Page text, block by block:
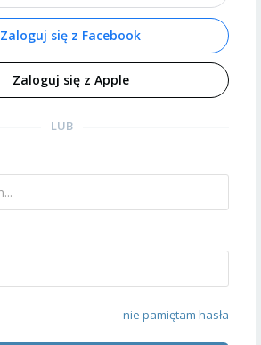
Zaloguj się z Facebook
Zaloguj się z Apple
LUB
nie pamiętam hasła